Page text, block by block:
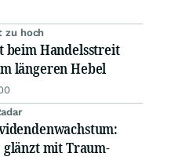
zu hoch
beim Handelsstreit
längeren Hebel
glänzt mit Traum-